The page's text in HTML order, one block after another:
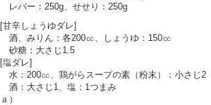
レバー：250g、せせり：250g
[甘辛しょうゆダレ]
酒、みりん：各200㏄、しょうゆ：150㏄
砂糖：大さじ1.5
[塩ダレ]
水：200㏄、鶏がらスープの素（粉末）：小さじ2
酒：大さじ1、塩：1つまみ
ａ）